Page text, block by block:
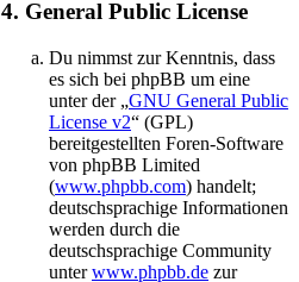
4. General Public License
Du nimmst zur Kenntnis, dass
es sich bei phpBB um eine
unter der „GNU General Public
License v2“ (GPL)
bereitgestellten Foren-Software
von phpBB Limited
(www.phpbb.com) handelt;
deutschsprachige Informationen
werden durch die
deutschsprachige Community
unterwww.phpbb.de zur